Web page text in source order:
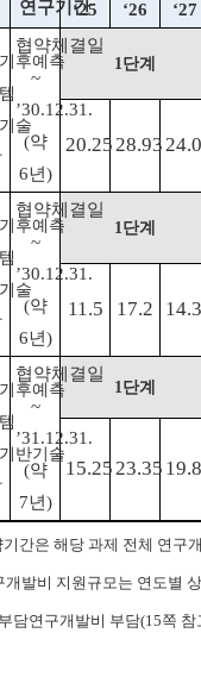
연구기간
‘25
‘26 ‘27
후예측
술
협약체결일
~
’30.12.31.
(약
6년)
1단계
20.2528.93
후예측
술
협약체결일
~
’30.12.31.
(약
6년)
1단계
11.5 17.2
후예측
반기술
협약체결일
~
’31.12.31.
(약
7년)
1단계
15.2523.35
간은 해당 과제 전체 연구
개발비 지원규모는 연도별
담연구개발비 부담(15쪽 참